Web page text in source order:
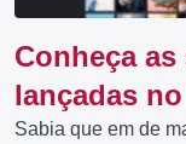
Conheça
lançadas
Sabia que em de